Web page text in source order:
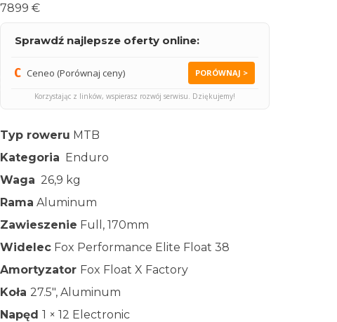
7899 €
Sprawdź najlepsze oferty online:
Ceneo (Porównaj ceny) PORÓWNAJ >
Korzystając z linków, wspierasz rozwój serwisu. Dziękujemy!
Typ roweru MTB
Kategoria Enduro
Waga 26,9 kg
Rama Aluminum
Zawieszenie Full, 170mm
WidelecFox Performance Elite Float 38
Amortyzator Fox Float X Factory
Koła 27.5″, Aluminum
Napęd 1 × 12 Electronic